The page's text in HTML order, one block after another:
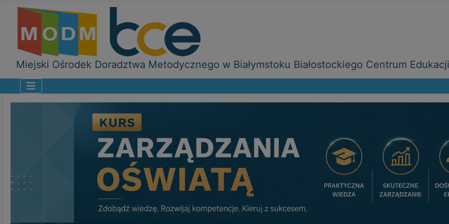
Miejski Ośrodek Doradztwa Metodycznego w Białymstoku Białostockiego Centrum Edukacji